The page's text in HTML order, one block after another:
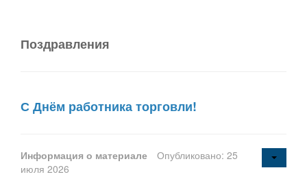
Поздравления
С Днём работника торговли!
Информация о материале
Опубликовано: 25
июля 2026